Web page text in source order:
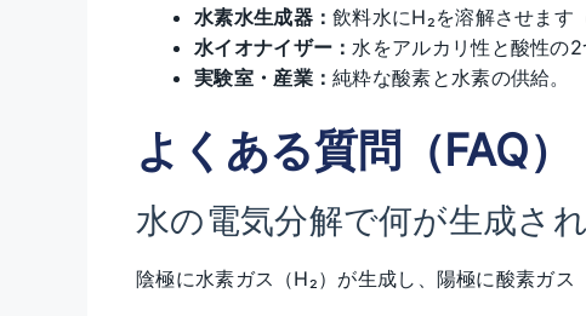
水素水生成器：飲料水にH₂を溶解させます
水イオナイザー： 水をアルカリ性と酸性
実験室・産業：純粋な酸素と水素の供給。
よくある質問（FAQ）
水の電気分解で何が生成さ
陰極に水素ガス（H₂）が生成し、陽極に酸素ガス